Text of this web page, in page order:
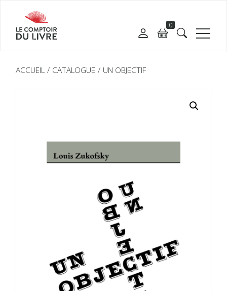
0
ACCUEIL CATALOGUE UN OBJECTIF